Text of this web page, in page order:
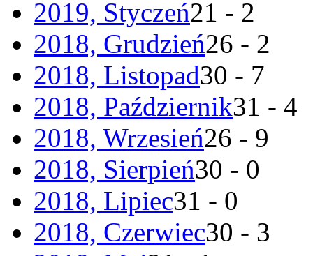
2019, Styczeń21 - 2
2018, Grudzień26 - 2
2018, Listopad30 - 7
2018, Październik31 - 4
2018, Wrzesień26 - 9
2018, Sierpień30 - 0
2018, Lipiec31 - 0
2018, Czerwiec30 - 3